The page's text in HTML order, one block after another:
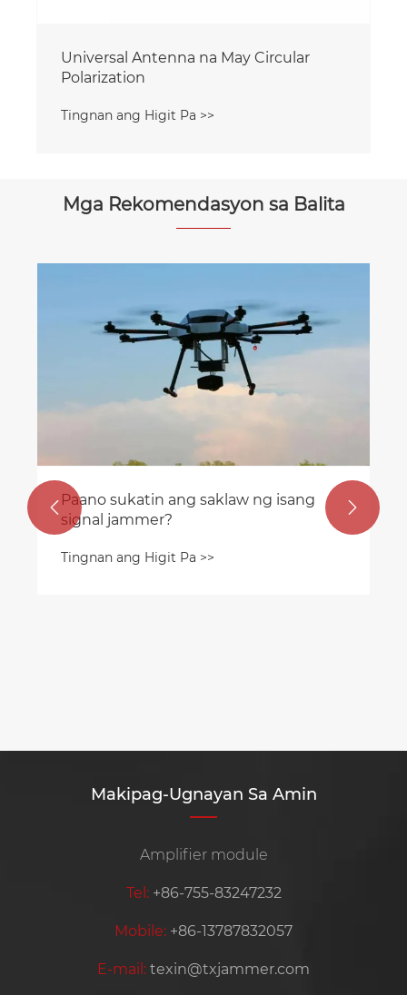
Universal Antenna na May Circular
Polarization
Tingnan ang Higit Pa >>
Mga Rekomendasyon sa Balita
Paano sukatin ang saklaw ng isang
signal jammer?
Tingnan ang Higit Pa >>
 
Makipag-Ugnayan Sa Amin
Amplifier module
Tel: +86-755-83247232
Mobile: +86-13787832057
E-mail: texin@txjammer.com